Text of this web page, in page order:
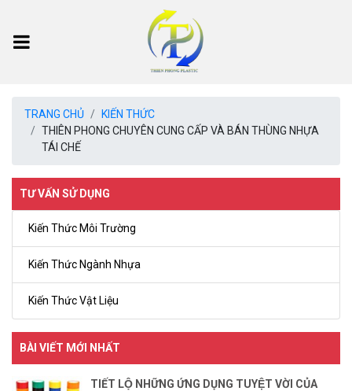
TRANG CHỦ
KIẾN THỨC
THIÊN PHONG CHUYÊN CUNG CẤP VÀ BÁN THÙNG NHỰA
TÁI CHẾ
TƯ VẤN SỬ DỤNG
Kiến Thức Môi Trường
Kiến Thức Ngành Nhựa
Kiến Thức Vật Liệu
BÀI VIẾT MỚI NHẤT
TIẾT LỘ NHỮNG ỨNG DỤNG TUYỆT VỜI CỦA